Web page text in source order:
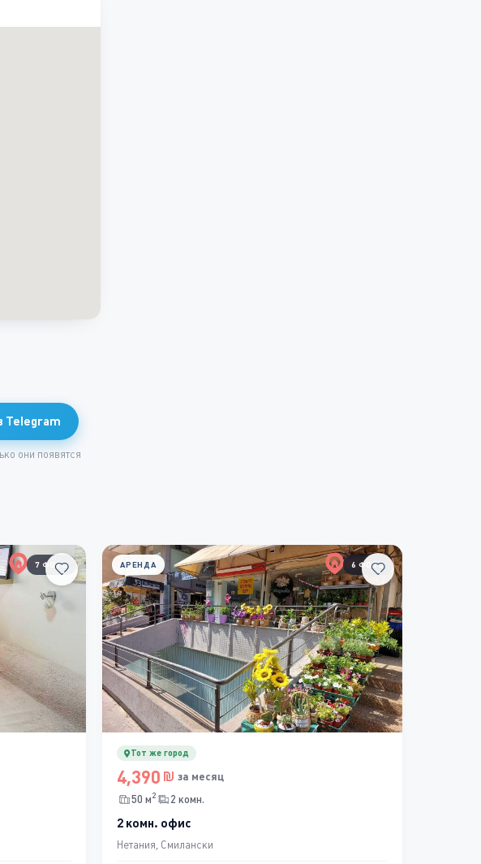
Telegram
они появятся
7 ФОТО 6 ФОТО
АРЕНДА
Тот же город
4,390
за месяц
50 м2 2 комн.
2 комн. офис
Нетания, Смилански